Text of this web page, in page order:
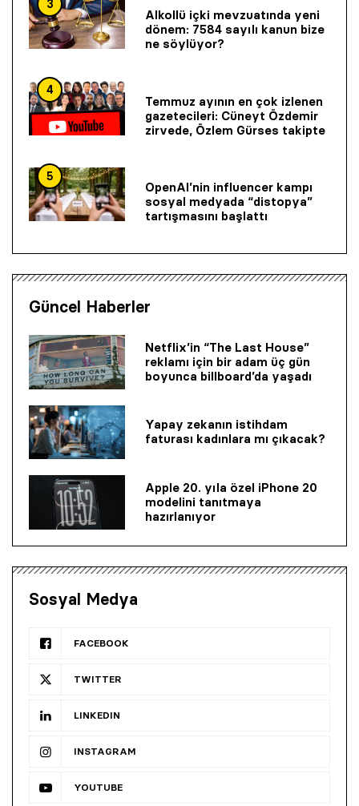
3
Alkollü içki mevzuatında yeni
dönem: 7584 sayılı kanun bize
ne söylüyor?
4
Temmuz ayının en çok izlenen
gazetecileri: Cüneyt Özdemir
zirvede, Özlem Gürses takipte
5
OpenAI’nin influencer kampı
sosyal medyada “distopya”
tartışmasını başlattı
Güncel Haberler
Netflix’in “The Last House”
reklamı için bir adam üç gün
boyunca billboard’da yaşadı
Yapay zekanın istihdam
faturası kadınlara mı çıkacak?
Apple 20. yıla özel iPhone 20
modelini tanıtmaya
hazırlanıyor
Sosyal Medya
FACEBOOK
TWITTER
LINKEDIN
INSTAGRAM
YOUTUBE